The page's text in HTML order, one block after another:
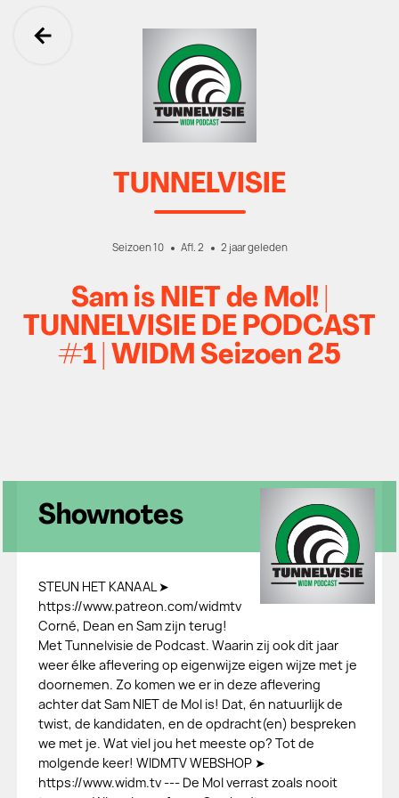
Ga terug
TUNNELVISIE
Seizoen 10 Afl. 2 2 jaar geleden
Sam is NIET de Mol! |
TUNNELVISIE DE PODCAST
#1 | WIDM Seizoen 25
Shownotes
STEUN HET KANAAL ➤
https://www.patreon.com/widmtv
Corné, Dean en Sam zijn terug!
Met Tunnelvisie de Podcast. Waarin zij ook dit jaar
weer élke aflevering op eigenwijze eigen wijze met je
doornemen. Zo komen we er in deze aflevering
achter dat Sam NIET de Mol is! Dat, én natuurlijk de
twist, de kandidaten, en de opdracht(en) bespreken
we met je. Wat viel jou het meeste op? Tot de
molgende keer! WIDMTV WEBSHOP ➤
https://www.widm.tv --- De Mol verrast zoals nooit